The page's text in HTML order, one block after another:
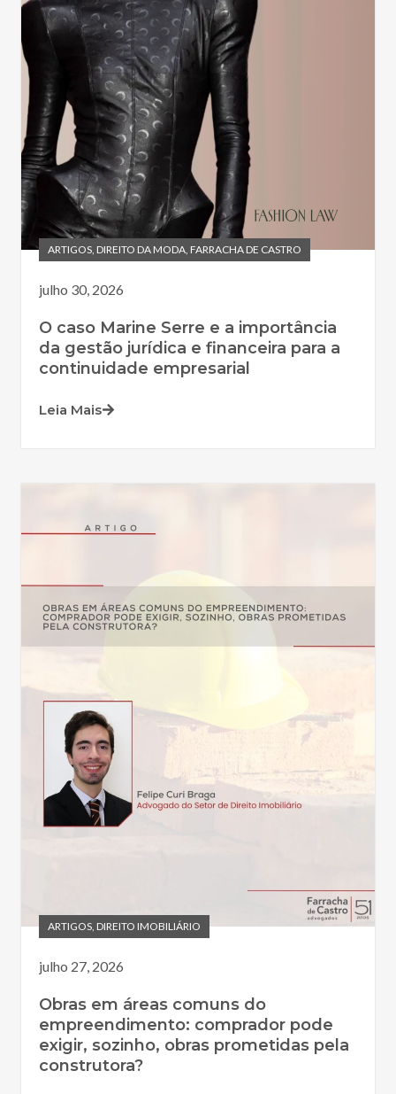
ARTIGOS, DIREITO DA MODA, FARRACHA DE CASTRO
julho 30, 2026
O caso Marine Serre e a importância
da gestão jurídica e financeira para a
continuidade empresarial
Leia Mais
ARTIGOS, DIREITO IMOBILIÁRIO
julho 27, 2026
Obras em áreas comuns do
empreendimento: comprador pode
exigir, sozinho, obras prometidas pela
construtora?